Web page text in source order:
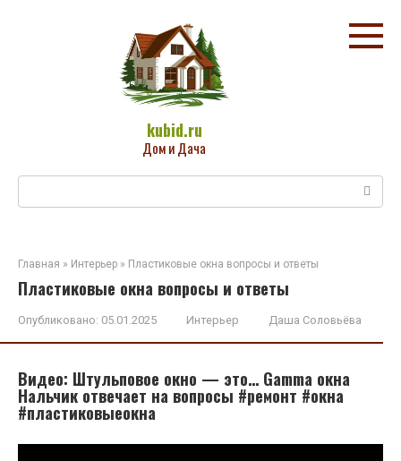
kubid.ru
Дом и Дача
Главная » Интерьер » Пластиковые окна вопросы и ответы
Пластиковые окна вопросы и ответы
Опубликовано: 05.01.2025 Интерьер Даша Соловьёва
Видео: Штульповое окно — это… Gamma окна
Нальчик отвечает на вопросы #ремонт #окна
#пластиковыеокна